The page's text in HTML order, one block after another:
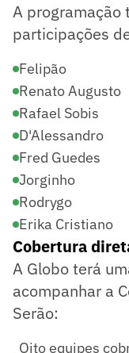
A programação
participações
Felipão
Renato Augusto
Rafael Sobis
D'Alessandro
Fred Guedes
Jorginho
Rodrygo
Erika Cristiano
Cobertura
A Globo terá
acompanhar a
Serão:
Oito equipes